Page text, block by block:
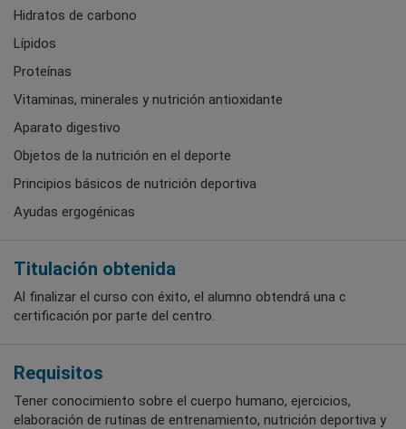
Hidratos de carbono
Lípidos
Proteínas
Vitaminas, minerales y nutrición antioxidante
Aparato digestivo
Objetos de la nutrición en el deporte
Principios básicos de nutrición deportiva
Ayudas ergogénicas
Titulación obtenida
Al finalizar el curso con éxito, el alumno obtendrá una c
certificación por parte del centro.
Requisitos
Tener conocimiento sobre el cuerpo humano, ejercicios,
elaboración de rutinas de entrenamiento, nutrición deportiva y